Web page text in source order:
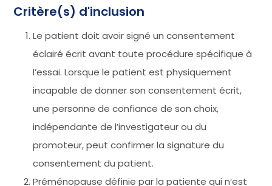
Critère(s) d'inclusion
Le patient doit avoir signé un consentement
éclairé écrit avant toute procédure spécifique à
l’essai. Lorsque le patient est physiquement
incapable de donner son consentement écrit,
une personne de confiance de son choix,
indépendante de l’investigateur ou du
promoteur, peut confirmer la signature du
consentement du patient.
Préménopause définie par la patiente qui n’est